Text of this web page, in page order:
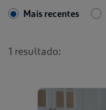
Mais recentes
1 resultado: